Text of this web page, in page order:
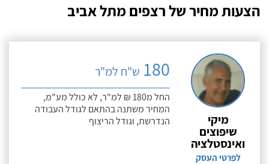
הצעות מחיר של רצפים מתל אביב
מיקי
שיפוצים
ואינסטלציה
לפרטי העסק
180 ש"ח למ"ר
החל מ180 ₪ למ"ר, לא כולל מע"מ,
המחיר משתנה בהתאם לגודל העבודה
הנדרשת, וגודל הריצוף